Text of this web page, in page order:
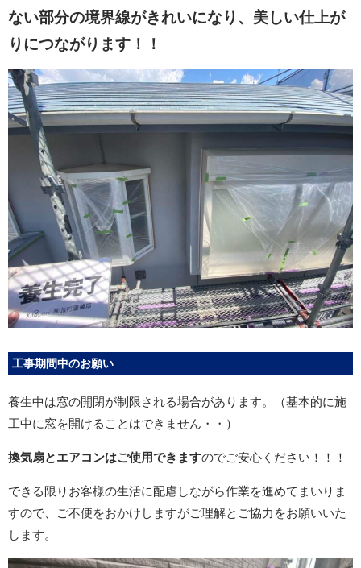
ない部分の境界線がきれいになり、美しい仕上が
りにつながります！！
工事期間中のお願い
養生中は窓の開閉が制限される場合があります。（基本的に施
工中に窓を開けることはできません・・）
換気扇とエアコンはご使用できますのでご安心ください！！！
できる限りお客様の生活に配慮しながら作業を進めてまいりま
すので、ご不便をおかけしますがご理解とご協力をお願いいた
します。